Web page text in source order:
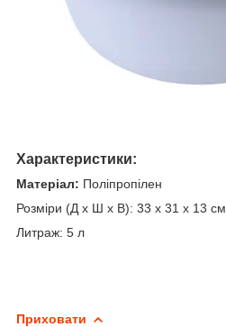
Характеристики:
Матеріал: Поліпропілен
Розміри (Д x Ш x В): 33 x 31 x 13 см
Литраж: 5 л
Приховати